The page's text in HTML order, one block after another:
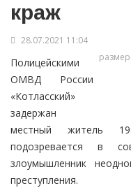
краж
28.07.2021 11:04
Полицейскими
ОМВД России
«Котласский»
задержан
местный житель
подозревается в
злоумышленник
преступления.